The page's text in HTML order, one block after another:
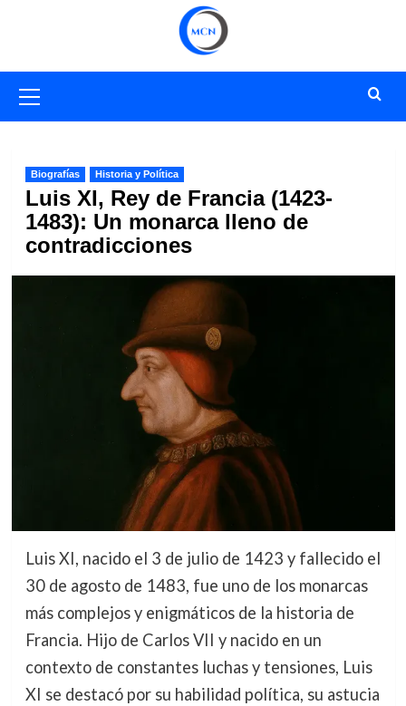
primario
Biografías Historia y Política
Luis XI, Rey de Francia (1423-
1483): Un monarca lleno de
contradicciones
Luis XI, nacido el 3 de julio de 1423 y fallecido el
30 de agosto de 1483, fue uno de los monarcas
más complejos y enigmáticos de la historia de
Francia. Hijo de Carlos VII y nacido en un
contexto de constantes luchas y tensiones, Luis
XI se destacó por su habilidad política, su astucia